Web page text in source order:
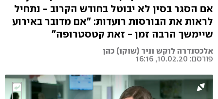
אם הסגר בסין לא יבוטל בחודש הקרוב - נתחיל
לראות את הבורסות רועדות: "אם מדובר באירוע
שיימשך הרבה זמן - זאת קטסטרופה"
אלכסנדרה לוקש וניר (שוקו) כהן
פורסם: 10.02.20, 16:16